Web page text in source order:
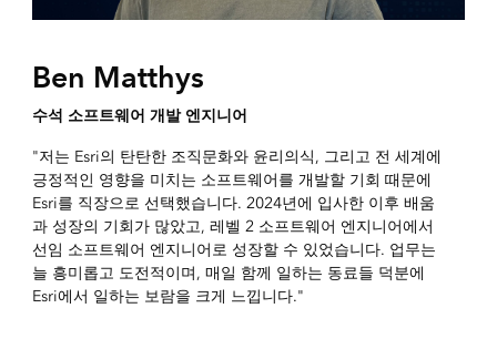
Ben Matthys
수석 소프트웨어 개발 엔지니어
"저는 Esri의 탄탄한 조직문화와 윤리의식, 그리고 전 세계에
긍정적인 영향을 미치는 소프트웨어를 개발할 기회 때문에
Esri를 직장으로 선택했습니다. 2024년에 입사한 이후 배움
과 성장의 기회가 많았고, 레벨 2 소프트웨어 엔지니어에서
선임 소프트웨어 엔지니어로 성장할 수 있었습니다. 업무는
늘 흥미롭고 도전적이며, 매일 함께 일하는 동료들 덕분에
Esri에서 일하는 보람을 크게 느낍니다."